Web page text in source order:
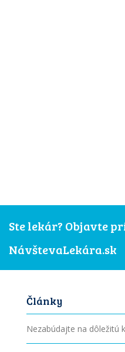
Ste lekár? Objavte
NávštevaLekára.sk
Články
Nezabúdajte na dôležitú